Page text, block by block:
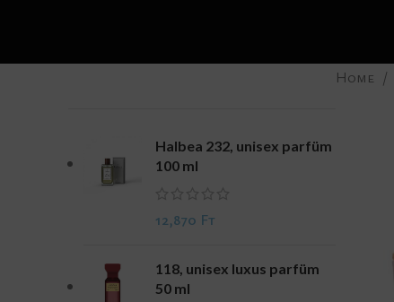
Halbea 232, unisex parfüm
100 ml
12,870 Ft
118, unisex luxus parfüm
50 ml
Home